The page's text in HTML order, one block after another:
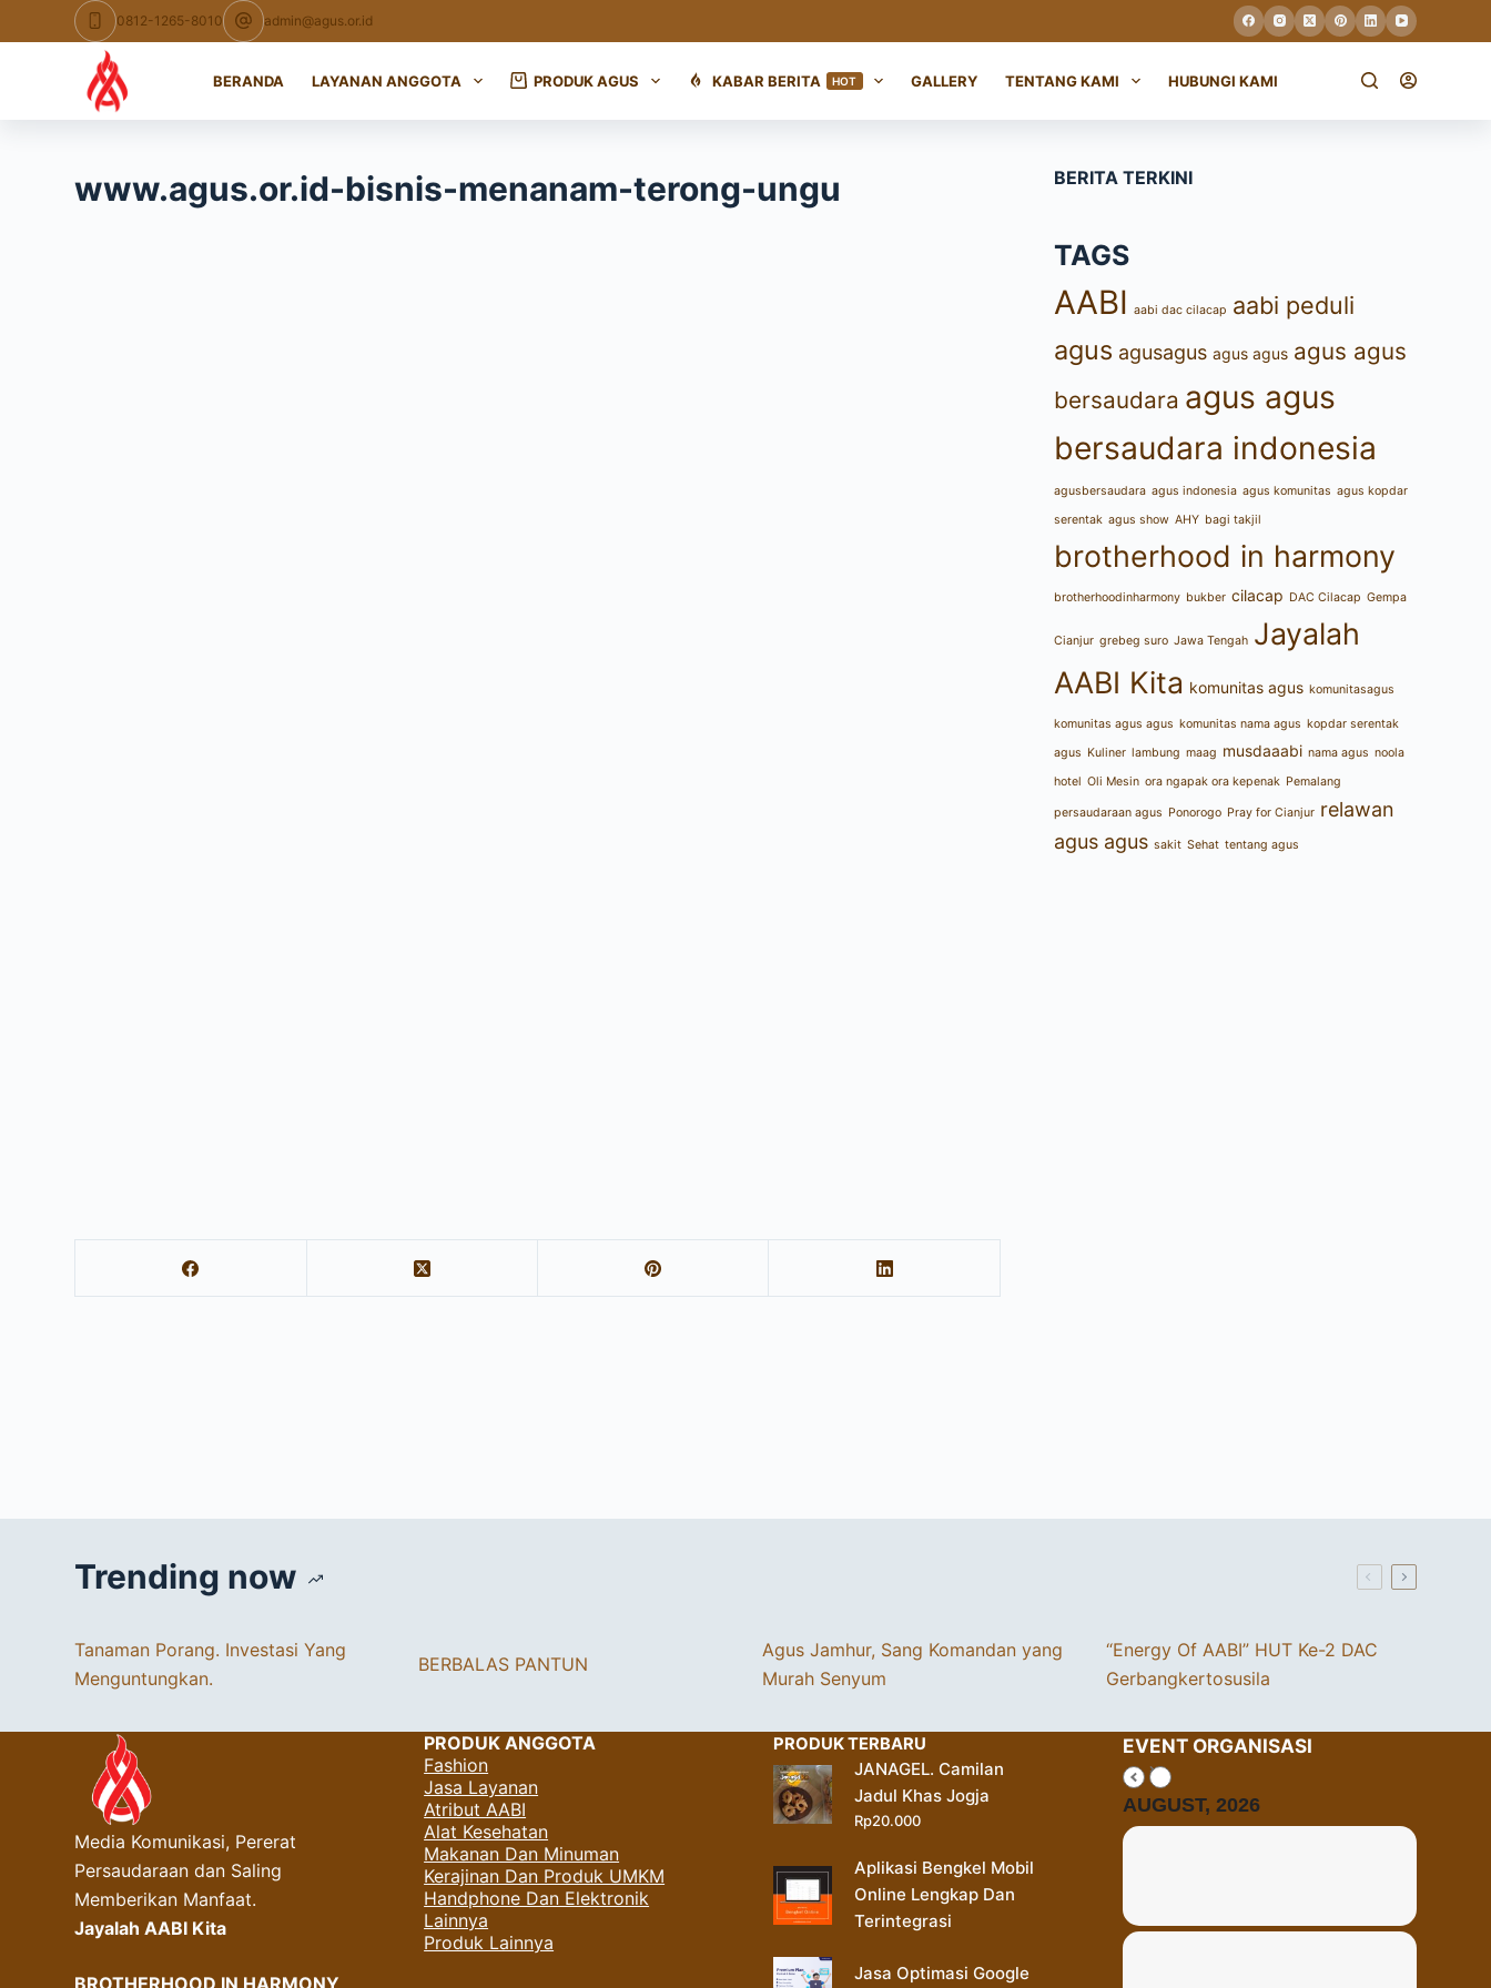
to
0812-1265-8010 admin@agus.or.id
BERANDA LAYANAN ANGGOTA PRODUK AGUS KABAR BERITA HOT GALLERY TENTANG KAMI HUBUNGI KAMI
www.agus.or.id-bisnis-menanam-terong-ungu BERITA TERKINI
TAGS
AABI aabi dac cilacap aabi peduli
agus agusagus agus agus agus agus
bersaudara agus agus
bersaudara indonesia
agusbersaudara agus indonesia agus komunitas agus kopdar
serentak agus show AHY bagi takjil
brotherhood in harmony
brotherhoodinharmony bukber cilacap DAC Cilacap Gempa
Cianjur grebeg suro Jawa Tengah Jayalah
AABI Kita komunitas agus komunitasagus
komunitas agus agus komunitas nama agus kopdar serentak
agus Kuliner lambung maag musdaaabi nama agus noola
hotel Oli Mesin ora ngapak ora kepenak Pemalang
persaudaraan agus Ponorogo Pray for Cianjur relawan
agus agus sakit Sehat tentang agus
Trending now
Tanaman Porang. Investasi Yang
Menguntungkan.
BERBALAS PANTUN
Agus Jamhur, Sang Komandan yang
Murah Senyum
“Energy Of AABI” HUT Ke-2 DAC
Gerbangkertosusila
Media Komunikasi, Pererat
Persaudaraan dan Saling
Memberikan Manfaat.
Jayalah AABI Kita
PRODUK ANGGOTA
Fashion
Jasa Layanan
Atribut AABI
Alat Kesehatan
Makanan Dan Minuman
Kerajinan Dan Produk UMKM
Handphone Dan Elektronik
Lainnya
Produk Lainnya
PRODUK TERBARU
JANAGEL. Camilan
Jadul Khas Jogja
Rp20.000
Aplikasi Bengkel Mobil
Online Lengkap Dan
Terintegrasi
Jasa Optimasi Google
EVENT ORGANISASI
AUGUST, 2026